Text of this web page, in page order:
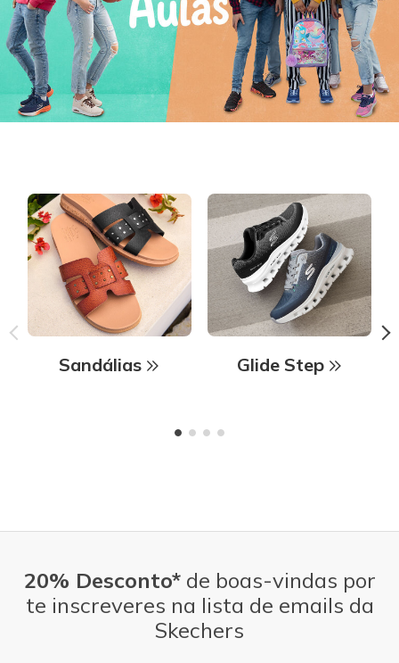
Sandálias Glide Step
20% Desconto*de boas-vindas por
te inscreveres na lista de emails da
Skechers